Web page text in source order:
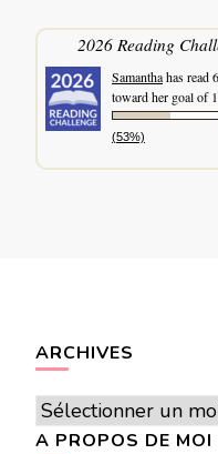
2026 Reading
Samanthahas read
toward her goal of
(53%)
ARCHIVES
Archives
A PROPOS DE MOI